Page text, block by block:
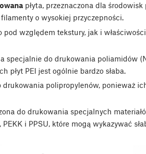
płyta, przeznaczona dla
o wysokiej przyczepności.
pod względem tekstury, jak i
specjalnie do drukowania poliamidów
płyt PEI jest ogólnie bardzo słaba.
polipropylenów, ponieważ
do drukowania specjalnych
PEKK i PPSU, które mogą wykazywać